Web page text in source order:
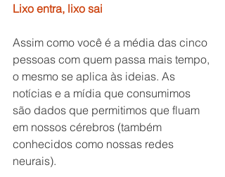
Lixo entra, lixo sai
Assim como você é a média das cinco
pessoas com quem passa mais tempo,
o mesmo se aplica às ideias. As
notícias e a mídia que consumimos
são dados que permitimos que fluam
em nossos cérebros (também
conhecidos como nossas redes
neurais).